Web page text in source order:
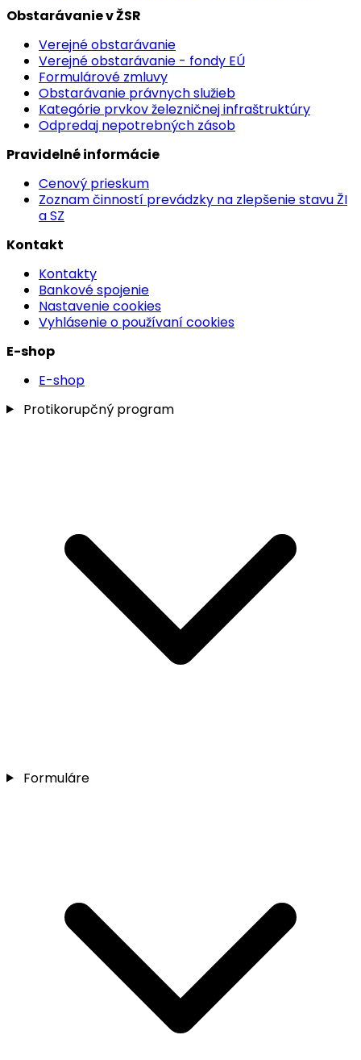
Obstarávanie v ŽSR
Verejné obstarávanie
Verejné obstarávanie - fondy EÚ
Formulárové zmluvy
Obstarávanie právnych služieb
Kategórie prvkov železničnej infraštruktúry
Odpredaj nepotrebných zásob
Pravidelné informácie
Cenový prieskum
Zoznam činností prevádzky na zlepšenie stavu ŽI
a SZ
Kontakt
Kontakty
Bankové spojenie
Nastavenie cookies
Vyhlásenie o používaní cookies
E-shop
E-shop
Protikorupčný program
Formuláre